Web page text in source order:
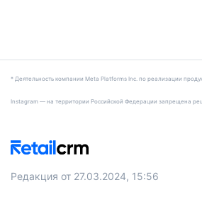
* Деятельность компании Meta Platforms Inc. по реализации
Instagram — на территории Российской Федерации запрещена
Редакция от 27.03.2024, 15:56